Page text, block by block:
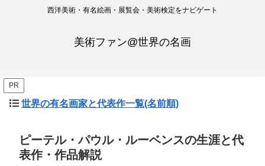
西洋美術・有名絵画・展覧会・美術検定をナビゲート
美術ファン@世界の名画
PR
世界の有名画家と代表作一覧(名前順)
ピーテル・パウル・ルーベンスの生涯と代
表作・作品解説